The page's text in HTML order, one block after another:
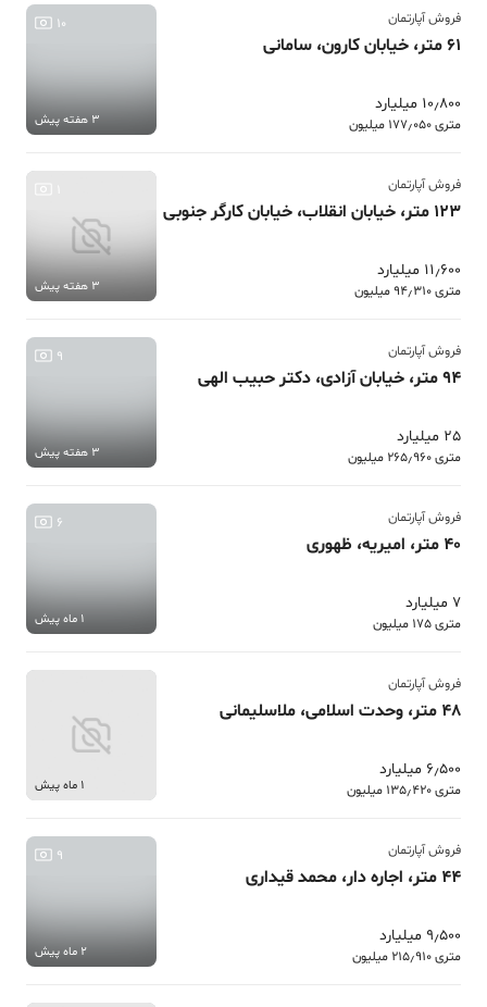
فروش آپارتمان
61 متر، خیابان کارون، سامانی
10٫800 میلیارد
متری 177٫050 میلیون
10
3 هفته پیش
فروش آپارتمان
123 متر، خیابان انقلاب، خیابان کارگر جنوبی
11٫600 میلیارد
متری 94٫310 میلیون 3 هفته پیش
فروش آپارتمان
94 متر، خیابان آزادی، دکتر حبیب الهی
25 میلیارد
متری 265٫960 میلیون
9
3 هفته پیش
فروش آپارتمان
40 متر، امیریه، ظهوری
7 میلیارد
متری 175 میلیون
6
1 ماه پیش
فروش آپارتمان
48 متر، وحدت اسلامی، ملاسلیمانی
6٫500 میلیارد
متری 135٫420 میلیون 1 ماه پیش
فروش آپارتمان
44 متر، اجاره دار، محمد قیداری
9٫500 میلیارد
متری 215٫910 میلیون
9
2 ماه پیش